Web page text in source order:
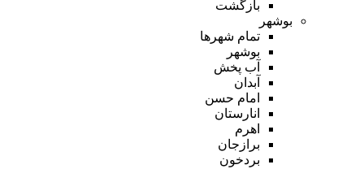
بازگشت
بوشهر
تمام شهر‌ها
بوشهر
آب پخش
آبدان
امام حسن
انارستان
اهرم
برازجان
بردخون